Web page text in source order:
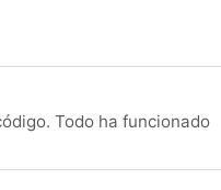
Todo ha funcionado